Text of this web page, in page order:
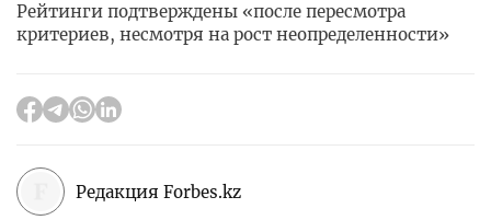
Рейтинги подтверждены «после пересмотра
критериев, несмотря на рост неопределенности»
Редакция Forbes.kz